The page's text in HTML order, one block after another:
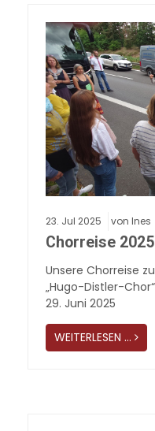
23. Jul 2025 von Ines
Chorreise 2025
Unsere Chorreise
„Hugo-Distler-
29. Juni 2025
WEITERLESEN …